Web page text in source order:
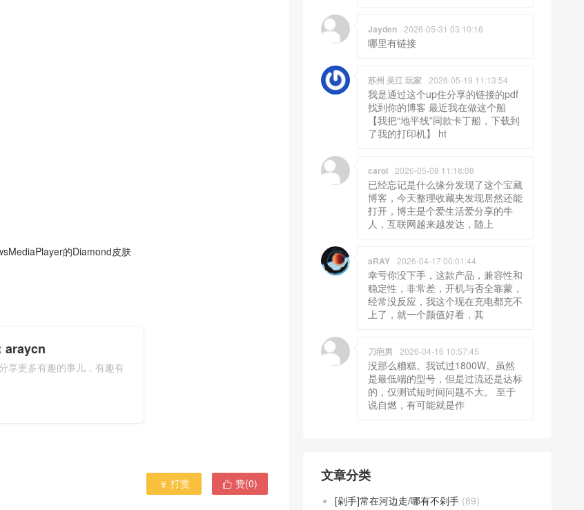
的Diamond皮肤
araycn
享更多有趣的事儿，有趣有
 赞(0)
 打赏
Jayden 2026-05-31 03:10:16
哪里有链接
苏州 吴江 玩家 2026-05-19 11:13:54
我是通过这个up住分享的链接的pdf
找到你的博客 最近我在做这个船
【我把“地平线”同款卡丁船，下载到
了我的打印机】 ht
carol 2026-05-08 11:18:08
已经忘记是什么缘分发现了这个宝藏
博客，今天整理收藏夹发现居然还能
打开，博主是个爱生活爱分享的牛
人，互联网越来越发达，随上
aRAY 2026-04-17 00:01:44
幸亏你没下手，这款产品，兼容性和
稳定性，非常差，开机与否全靠蒙，
经常没反应，我这个现在充电都充不
上了，就一个颜值好看，其
刀疤男 2026-04-16 10:57:45
没那么糟糕。我试过1800W。虽然
是最低端的型号，但是过流还是达标
的，仅测试短时间问题不大。 至于
说自燃，有可能就是作
文章分类
[剁手]常在河边走/哪有不剁手 (89)